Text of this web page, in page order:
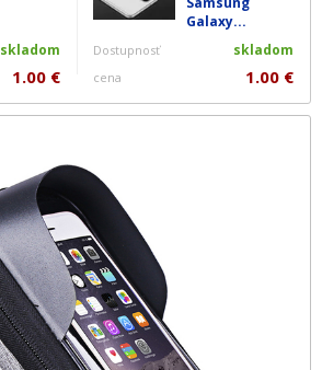
skladom
1.00 €
Galaxy...
Dostupnosť skladom
cena 1.00 €